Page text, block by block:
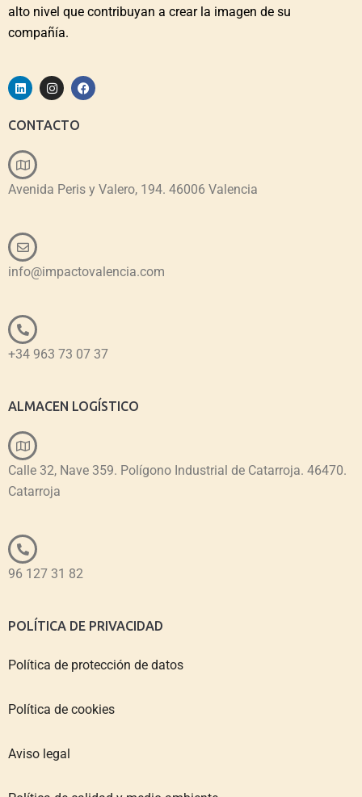
alto nivel que contribuyan a crear la imagen de su
compañía.
CONTACTO
Avenida Peris y Valero, 194. 46006 Valencia
info@impactovalencia.com
+34 963 73 07 37
ALMACEN LOGÍSTICO
Calle 32, Nave 359. Polígono Industrial de Catarroja. 46470.
Catarroja
96 127 31 82
POLÍTICA DE PRIVACIDAD
Política de protección de datos
Política de cookies
Aviso legal